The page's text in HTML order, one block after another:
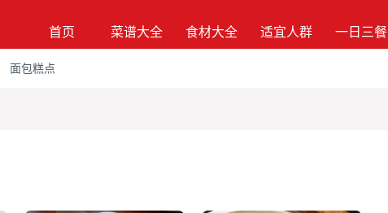
首页 菜谱大全 食材大全 适宜人群 一日三餐
面包糕点